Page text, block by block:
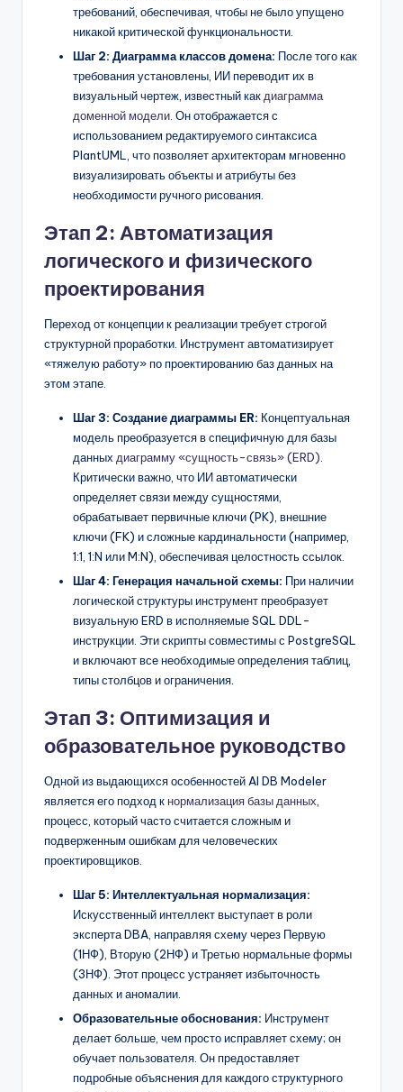
требований, обеспечивая, чтобы не было упущено
никакой критической функциональности.
Шаг 2: Диаграмма классов домена: После того как
требования установлены, ИИ переводит их в
визуальный чертеж, известный как диаграмма
доменной модели . Он отображается с
использованием редактируемого синтаксиса
PlantUML, что позволяет архитекторам мгновенно
визуализировать объекты и атрибуты без
необходимости ручного рисования.
Этап 2: Автоматизация
логического и физического
проектирования
Переход от концепции к реализации требует строгой
структурной проработки. Инструмент автоматизирует
«тяжелую работу» по проектированию баз данных на
этом этапе.
Шаг 3: Создание диаграммы ER: Концептуальная
модель преобразуется в специфичную для базы
данных диаграмму «сущность-связь» (ERD)
Критически важно, что ИИ автоматически
определяет связи между сущностями,
обрабатывает первичные ключи (PK), внешние
ключи (FK) и сложные кардинальности (например,
1:1, 1:N или M:N), обеспечивая целостность ссылок.
Шаг 4: Генерация начальной схемы: При наличии
логической структуры инструмент преобразует
визуальную ERD в исполняемые SQL DDL-
инструкции. Эти скрипты совместимы с PostgreSQL
и включают все необходимые определения таблиц,
типы столбцов и ограничения.
Этап 3: Оптимизация и
образовательное руководство
Одной из выдающихся особенностей AI DB Modeler
является его подход к нормализация базы данных
процесс, который часто считается сложным и
подверженным ошибкам для человеческих
проектировщиков.
Шаг 5: Интеллектуальная нормализация:
Искусственный интеллект выступает в роли
эксперта DBA, направляя схему через Первую
(1НФ), Вторую (2НФ) и Третью нормальные формы
(3НФ). Этот процесс устраняет избыточность
данных и аномалии.
Образовательные обоснования: Инструмент
делает больше, чем просто исправляет схему; он
обучает пользователя. Он предоставляет
подробные объяснения для каждого структурного